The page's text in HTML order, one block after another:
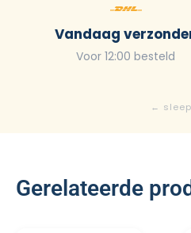
Vandaag
Voor 12:00 besteld
Gerelateerde